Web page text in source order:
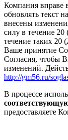
Компания вправе
обновлять текст
внесены
силу в течение
течение таких 20
Ваше принятие
Согласия, чтобы
изменений.
http://gm56.ru/
В процессе
предоставляете